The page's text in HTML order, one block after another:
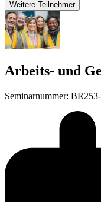
Weitere Teilnehmer
Arbeits- und
Seminarnummer: